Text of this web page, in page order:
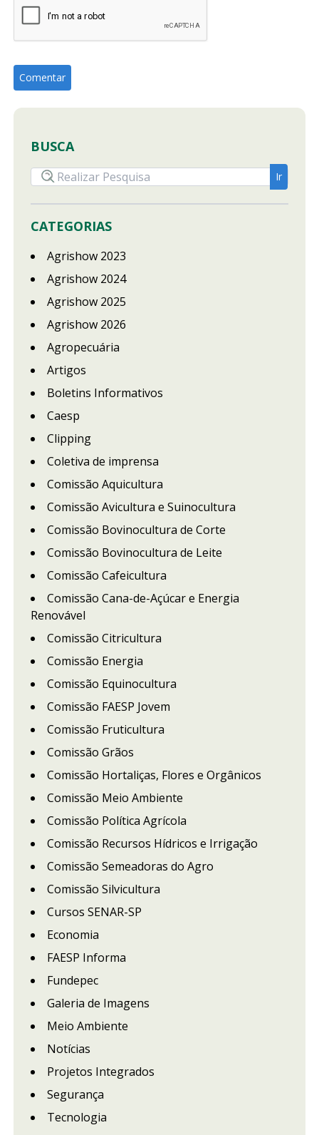
BUSCA
CATEGORIAS
Agrishow 2023
Agrishow 2024
Agrishow 2025
Agrishow 2026
Agropecuária
Artigos
Boletins Informativos
Caesp
Clipping
Coletiva de imprensa
Comissão Aquicultura
Comissão Avicultura e Suinocultura
Comissão Bovinocultura de Corte
Comissão Bovinocultura de Leite
Comissão Cafeicultura
Comissão Cana-de-Açúcar e Energia
Renovável
Comissão Citricultura
Comissão Energia
Comissão Equinocultura
Comissão FAESP Jovem
Comissão Fruticultura
Comissão Grãos
Comissão Hortaliças, Flores e Orgânicos
Comissão Meio Ambiente
Comissão Política Agrícola
Comissão Recursos Hídricos e Irrigação
Comissão Semeadoras do Agro
Comissão Silvicultura
Cursos SENAR-SP
Economia
FAESP Informa
Fundepec
Galeria de Imagens
Meio Ambiente
Notícias
Projetos Integrados
Segurança
Tecnologia